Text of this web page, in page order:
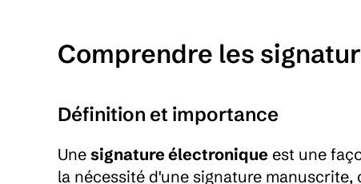
Comprendre les
Définition et importance
Une signature électronique est une
la nécessité d'une signature